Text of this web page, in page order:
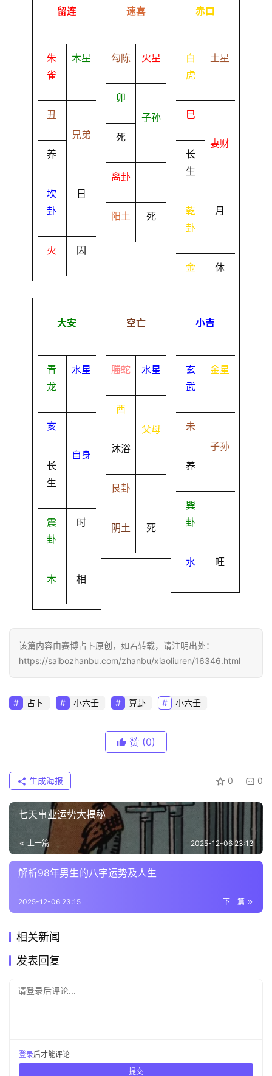
留连
朱
雀
木星
丑
养
兄弟
坎
卦
日
火 囚
速喜
勾陈 火星
卯
死
子孙
离卦
阳土 死
赤口
白
虎
土星
巳
长
生
妻财
乾
卦
月
金 休
大安
青
龙
水星
亥
长
生
自身
震
卦
时
木 相
空亡
螣蛇 水星
酉
沐浴
父母
艮卦
阴土 死
小吉
玄
武
金星
未
养
子孙
巽
卦
水 旺
该篇内容由赛博占卜原创，如若转载，请注明出处：
https://saibozhanbu.com/zhanbu/xiaoliuren/16346.html
占卜 小六壬 算卦 小六壬
赞 (0)
0 0
生成海报
七天事业运势大揭秘
上一篇 2025-12-06 23:13
解析98年男生的八字运势及人生
下一篇
2025-12-06 23:15
相关新闻
发表回复
请登录后评论...
登录后才能评论
提交